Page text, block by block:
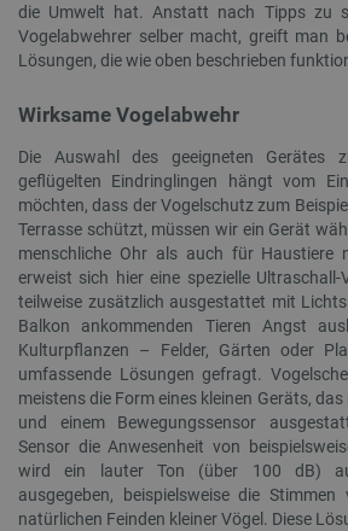
die Umwelt hat. Anstatt nach Tipps zu
Vogelabwehrer selber macht, greift man
Lösungen, die wie oben beschrieben
Wirksame Vogelabwehr
Die Auswahl des geeigneten Gerätes
geflügelten Eindringlingen hängt vom
möchten, dass der Vogelschutz zum
Terrasse schützt, müssen wir ein Gerät
menschliche Ohr als auch für Haustiere
erweist sich hier eine spezielle Ultraschall-
teilweise zusätzlich ausgestattet mit
Balkon ankommenden Tieren Angst
Kulturpflanzen – Felder, Gärten oder
umfassende Lösungen gefragt.
meistens die Form eines kleinen Geräts,
und einem Bewegungssensor
Sensor die Anwesenheit von
wird ein lauter Ton (über 100 dB)
ausgegeben, beispielsweise die
natürlichen Feinden kleiner Vögel. Diese
critAccountId
PrestaShop-[abcdef0123456789]{32}